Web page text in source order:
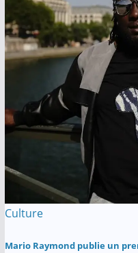
Culture
Mario Raymond publie un